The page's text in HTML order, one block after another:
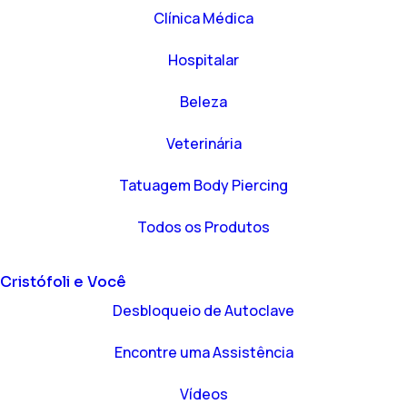
Clínica Médica
Hospitalar
Beleza
Veterinária
Tatuagem Body Piercing
Todos os Produtos
Cristófoli e Você
Desbloqueio de Autoclave
Encontre uma Assistência
Vídeos